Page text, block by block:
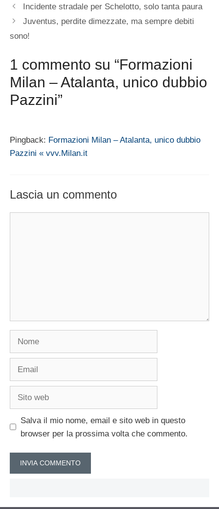
Incidente stradale per Schelotto, solo tanta paura
Juventus, perdite dimezzate, ma sempre debiti
sono!
1 commento su “Formazioni
Milan – Atalanta, unico dubbio
Pazzini”
Pingback: Formazioni Milan – Atalanta, unico dubbio
Pazzini « vvv.Milan.it
Lascia un commento
Nome
Email
Sito
Salva il mio nome, email e sito web in questo
browser per la prossima volta che commento.